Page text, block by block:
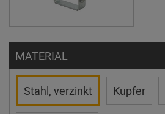
MATERIAL
Stahl, verzinkt Kupfer